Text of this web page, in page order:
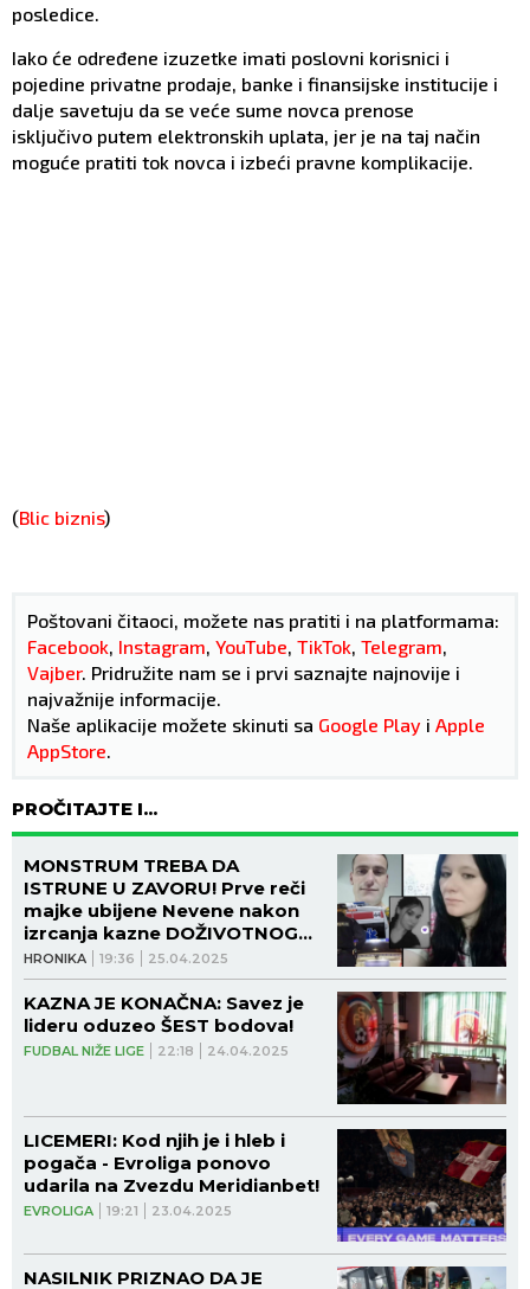
posledice.
Iako će određene izuzetke imati poslovni korisnici i
pojedine privatne prodaje, banke i finansijske institucije i
dalje savetuju da se veće sume novca prenose
isključivo putem elektronskih uplata, jer je na taj način
moguće pratiti tok novca i izbeći pravne komplikacije.
(Blic biznis)
Poštovani čitaoci, možete nas pratiti i na platformama:
Facebook Instagram YouTube TikTok Telegram
Vajber. Pridružite nam se i prvi saznajte najnovije i
najvažnije informacije.
Naše aplikacije možete skinuti sa Google Play i Apple
AppStore
PROČITAJTE I...
HRONIKA 19:36 25.04.2025
MONSTRUM TREBA DA
ISTRUNE U ZAVORU! Prve reči
majke ubijene Nevene nakon
izrcanja kazne DOŽIVOTNOG
ZATVORA Stojanu Iliću!
FUDBAL NIŽE LIGE 22:18 24.04.2025
KAZNA JE KONAČNA: Savez je
lideru oduzeo ŠEST bodova!
EVROLIGA 19:21 23.04.2025
LICEMERI: Kod njih je i hleb i
pogača - Evroliga ponovo
udarila na Zvezdu Meridianbet!
NASILNIK PRIZNAO DA JE